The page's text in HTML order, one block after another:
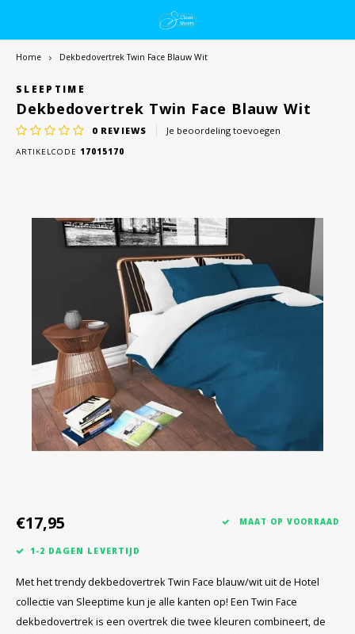
Home Dekbedovertrek Twin Face Blauw Wit
SLEEPTIME
Dekbedovertrek Twin Face Blauw Wit
0 REVIEWS Je beoordeling toevoegen
ARTIKELCODE 17015170
€17,95 MAAT OP VOORRAAD
1-2 DAGEN LEVERTIJD
Met het trendy dekbedovertrek Twin Face blauw/wit uit de Hotel
collectie van Sleeptime kun je alle kanten op! Een Twin Face
dekbedovertrek is een overtrek die twee kleuren combineert, de